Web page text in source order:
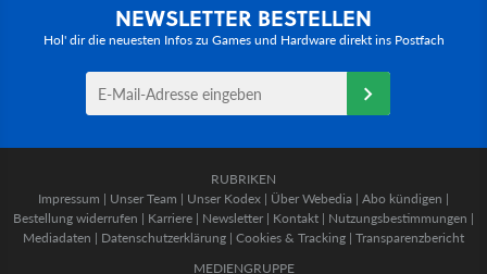
NEWSLETTER BESTELLEN
Hol' dir die neuesten Infos zu Games und Hardware direkt ins Postfach
RUBRIKEN
Impressum | Unser Team | Unser Kodex | Über Webedia | Abo kündigen |
Bestellung widerrufen | Karriere | Newsletter | Kontakt | Nutzungsbestimmungen |
Mediadaten | Datenschutzerklärung | Cookies & Tracking | Transparenzbericht
MEDIENGRUPPE